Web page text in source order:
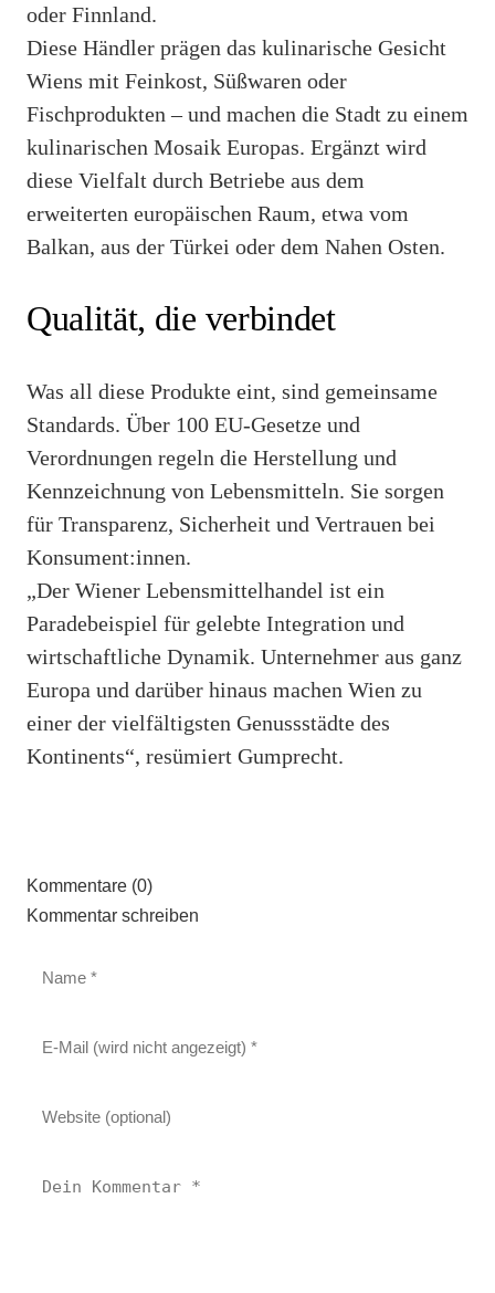
oder Finnland.
Diese Händler prägen das kulinarische Gesicht
Wiens mit Feinkost, Süßwaren oder
Fischprodukten – und machen die Stadt zu einem
kulinarischen Mosaik Europas. Ergänzt wird
diese Vielfalt durch Betriebe aus dem
erweiterten europäischen Raum, etwa vom
Balkan, aus der Türkei oder dem Nahen Osten.
Qualität, die verbindet
Was all diese Produkte eint, sind gemeinsame
Standards. Über 100 EU-Gesetze und
Verordnungen regeln die Herstellung und
Kennzeichnung von Lebensmitteln. Sie sorgen
für Transparenz, Sicherheit und Vertrauen bei
Konsument:innen.
„Der Wiener Lebensmittelhandel ist ein
Paradebeispiel für gelebte Integration und
wirtschaftliche Dynamik. Unternehmer aus ganz
Europa und darüber hinaus machen Wien zu
einer der vielfältigsten Genussstädte des
Kontinents“, resümiert Gumprecht.
Kommentare (0)
Kommentar schreiben